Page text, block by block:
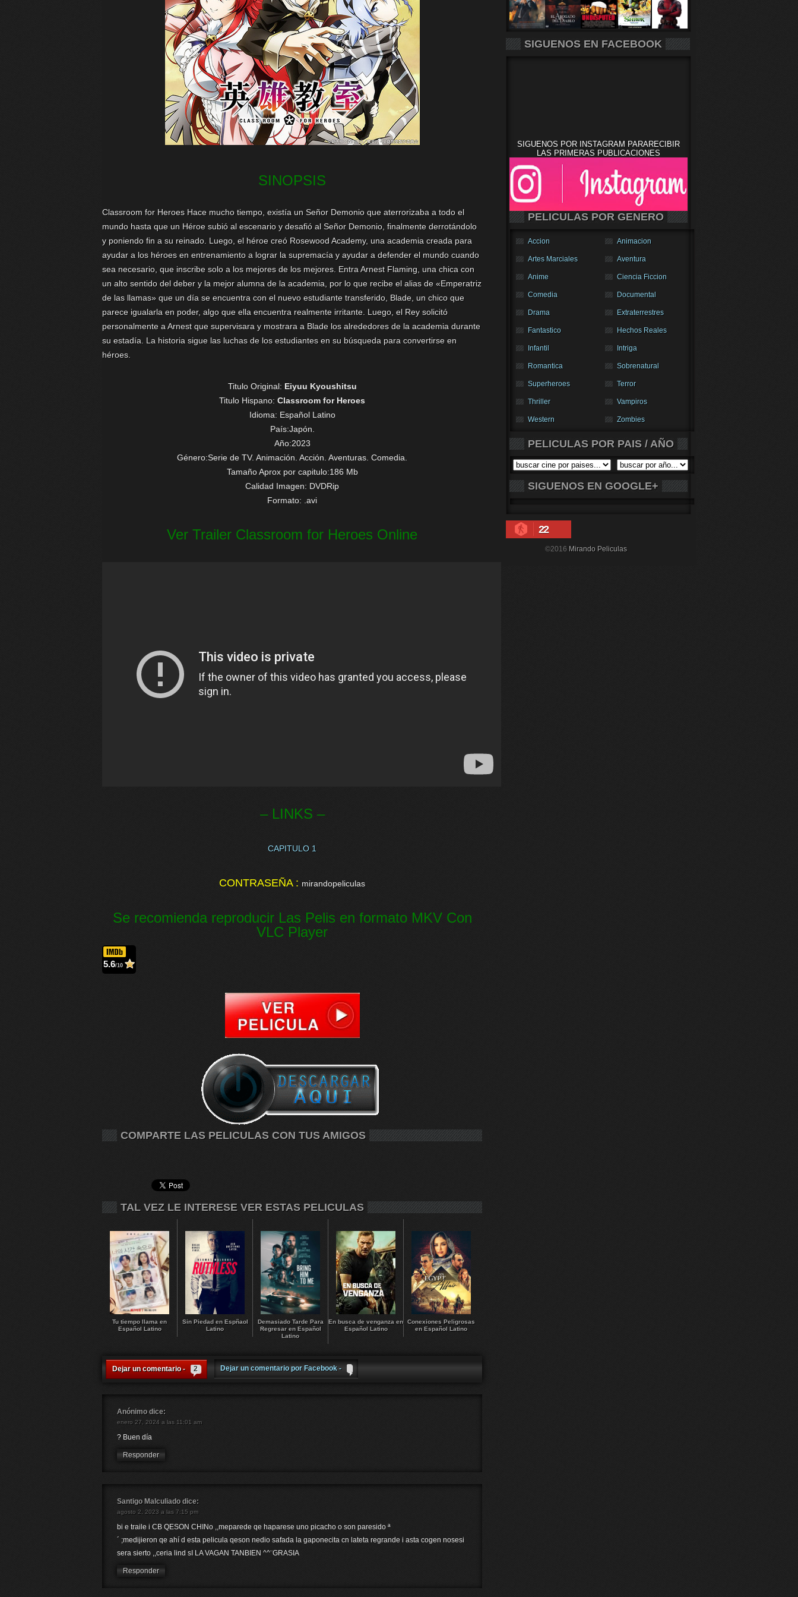
SINOPSIS
Classroom for Heroes Hace mucho tiempo, existía un Señor Demonio que aterrorizaba a todo el
mundo hasta que un Héroe subió al escenario y desafió al Señor Demonio, finalmente derrotándolo
y poniendo fin a su reinado. Luego, el héroe creó Rosewood Academy, una academia creada para
ayudar a los héroes en entrenamiento a lograr la supremacía y ayudar a defender el mundo cuando
sea necesario, que inscribe solo a los mejores de los mejores. Entra Arnest Flaming, una chica con
un alto sentido del deber y la mejor alumna de la academia, por lo que recibe el alias de «Emperatriz
de las llamas» que un día se encuentra con el nuevo estudiante transferido, Blade, un chico que
parece igualarla en poder, algo que ella encuentra realmente irritante. Luego, el Rey solicitó
personalmente a Arnest que supervisara y mostrara a Blade los alrededores de la academia durante
su estadía. La historia sigue las luchas de los estudiantes en su búsqueda para convertirse en
héroes.
Titulo Original: Eiyuu Kyoushitsu
Titulo Hispano: Classroom for Heroes
Idioma: Español Latino
País:Japón.
Año:2023
Género:Serie de TV. Animación. Acción. Aventuras. Comedia.
Tamaño Aprox por capitulo:186 Mb
Calidad Imagen: DVDRip
Formato: .avi
Ver Trailer Classroom for Heroes Online
– LINKS –
CAPITULO 1
CONTRASEÑA : mirandopeliculas
Se recomienda reproducir Las Pelis en formato MKV Con
VLC Player
5.6/10
COMPARTE LAS PELICULAS CON TUS AMIGOS
TAL VEZ LE INTERESE VER ESTAS PELICULAS
Tu tiempo llama en
Español Latino
Sin Piedad en Espñaol
Latino
Demasiado Tarde Para
Regresar en Español
Latino
En busca de venganza en
Español Latino
Conexiones Peligrosas
en Español Latino
Dejar un comentario - 2 Dejar un comentario por Facebook -
Anónimo dice:
enero 27, 2024 a las 11:01 am
? Buen día
Responder
Santigo Malculiado dice:
agosto 2, 2023 a las 7:15 pm
bi e traile i CB QESON CHINo ,,meparede qe haparese uno picacho o son paresido ª
´ ;medijieron qe ahí d esta pelicula qeson nedio safada la gaponecita cn lateta regrande i asta cogen nosesi
sera sierto ,,ceria lind sI LA VAGAN TANBIEN ^^¨GRASIA
Responder
SIGUENOS EN FACEBOOK
SIGUENOS POR INSTAGRAM PARARECIBIR
LAS PRIMERAS PUBLICACIONES
PELICULAS POR GENERO
Accion Animacion
Artes Marciales Aventura
Anime Ciencia Ficcion
Comedia Documental
Drama Extraterrestres
Fantastico Hechos Reales
Infantil Intriga
Romantica Sobrenatural
Superheroes Terror
Thriller Vampiros
Western Zombies
PELICULAS POR PAIS / AÑO
SIGUENOS EN GOOGLE+
22
©2016 Mirando Peliculas